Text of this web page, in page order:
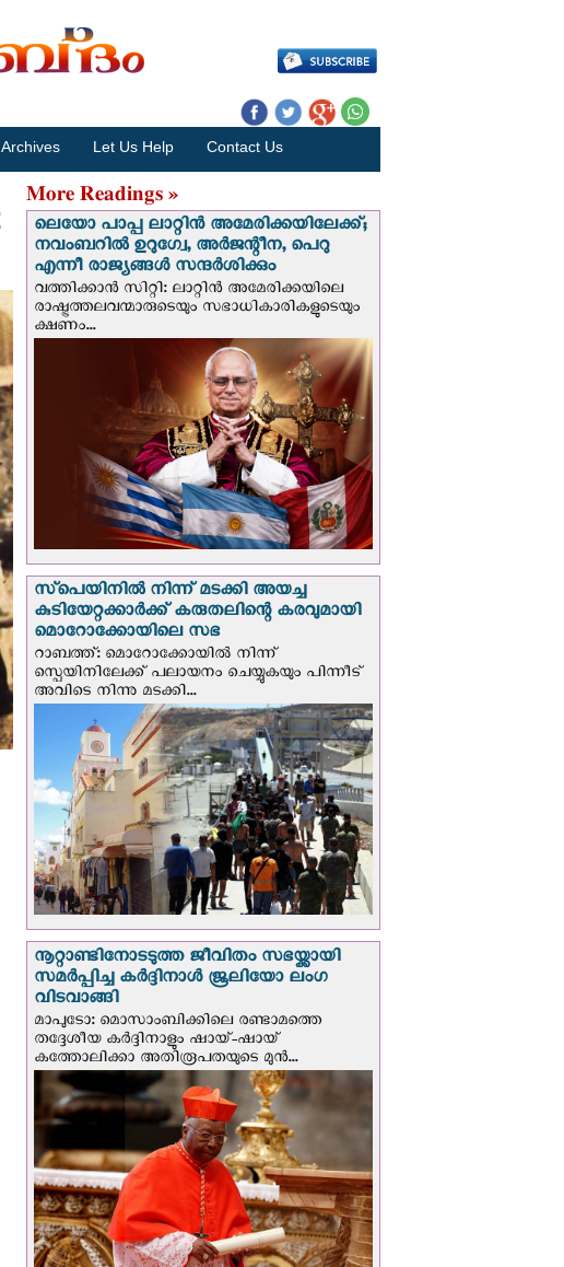
Archives Let Us Help Contact Us
More Readings »
ലെയോ പാപ്പ ലാറ്റിൻ അമേരിക്കയിലേക്ക്;
നവംബറില്‍ ഉറുഗ്വേ, അർജന്റീന, പെറു
എന്നീ രാജ്യങ്ങള്‍ സന്ദര്‍ശിക്കും
വത്തിക്കാന്‍ സിറ്റി: ലാറ്റിന്‍ അമേരിക്കയിലെ
രാഷ്ട്രത്തലവന്മാരുടെയും സഭാധികാരികളുടെയും
ക്ഷണം...
സ്‌പെയിനില്‍ നിന്ന് മടക്കി അയച്ച
കുടിയേറ്റക്കാര്‍ക്ക് കരുതലിന്റെ കരവുമായി
മൊറോക്കോയിലെ സഭ
റാബത്ത്: മൊറോക്കോയിൽ നിന്ന്
സ്പെയിനിലേക്ക് പലായനം ചെയ്യുകയും പിന്നീട്
അവിടെ നിന്നു മടക്കി...
നൂറ്റാണ്ടിനോടടുത്ത ജീവിതം സഭയ്ക്കായി
സമർപ്പിച്ച കർദ്ദിനാൾ ജൂലിയോ ലംഗ
വിടവാങ്ങി
മാപുടോ: മൊസാംബിക്കിലെ രണ്ടാമത്തെ
തദ്ദേശീയ കർദ്ദിനാളും ഷായ്-ഷായ്
കത്തോലിക്കാ അതിരൂപതയുടെ മുന്‍...